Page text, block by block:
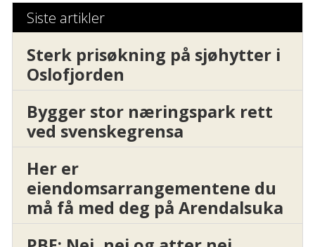
Siste artikler
Sterk prisøkning på sjøhytter i
Oslofjorden
Bygger stor næringspark rett
ved svenskegrensa
Her er
eiendomsarrangementene du
må få med deg på Arendalsuka